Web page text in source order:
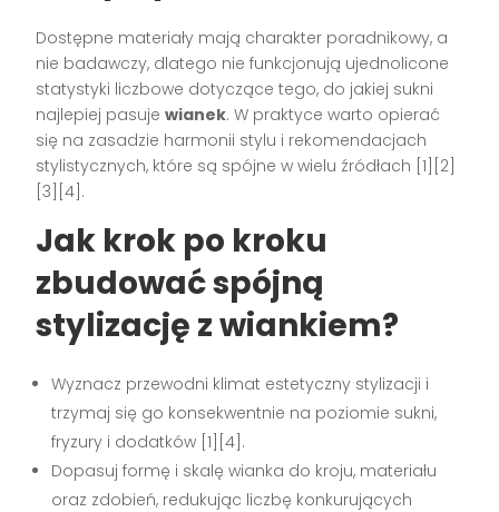
Dostępne materiały mają charakter poradnikowy, a
nie badawczy, dlatego nie funkcjonują ujednolicone
statystyki liczbowe dotyczące tego, do jakiej sukni
najlepiej pasujewianek. W praktyce warto opierać
się na zasadzie harmonii stylu i rekomendacjach
stylistycznych, które są spójne w wielu źródłach [1][2]
[3][4].
Jak krok po kroku
zbudować spójną
stylizację z wiankiem?
Wyznacz przewodni klimat estetyczny stylizacji i
trzymaj się go konsekwentnie na poziomie sukni,
fryzury i dodatków [1][4].
Dopasuj formę i skalę wianka do kroju, materiału
oraz zdobień, redukując liczbę konkurujących